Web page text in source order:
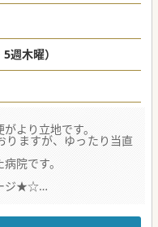
週木曜）
より立地です。
ますが、ゆったり当直
院です。
ジ★☆
ので、